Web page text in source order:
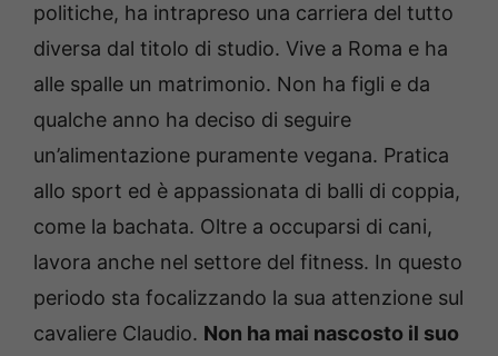
politiche, ha intrapreso una carriera del tutto
diversa dal titolo di studio. Vive a Roma e ha
alle spalle un matrimonio. Non ha figli e da
qualche anno ha deciso di seguire
un’alimentazione puramente vegana. Pratica
allo sport ed è appassionata di balli di coppia,
come la bachata. Oltre a occuparsi di cani,
lavora anche nel settore del fitness. In questo
periodo sta focalizzando la sua attenzione sul
cavaliere Claudio. Non ha mai nascosto il suo